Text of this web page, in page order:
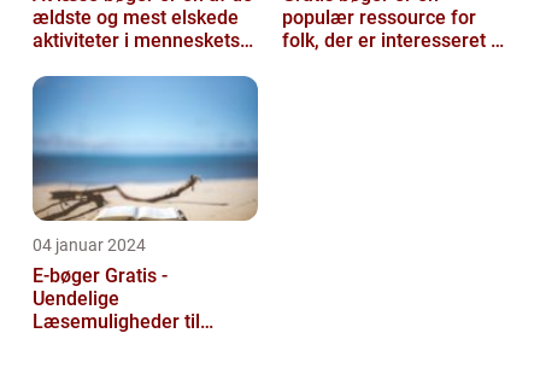
ældste og mest elskede
aktiviteter i menneskets
populær ressource for
folk, der er interesseret i
04 januar 2024
E-bøger Gratis -
Uendelige
Læsemuligheder til